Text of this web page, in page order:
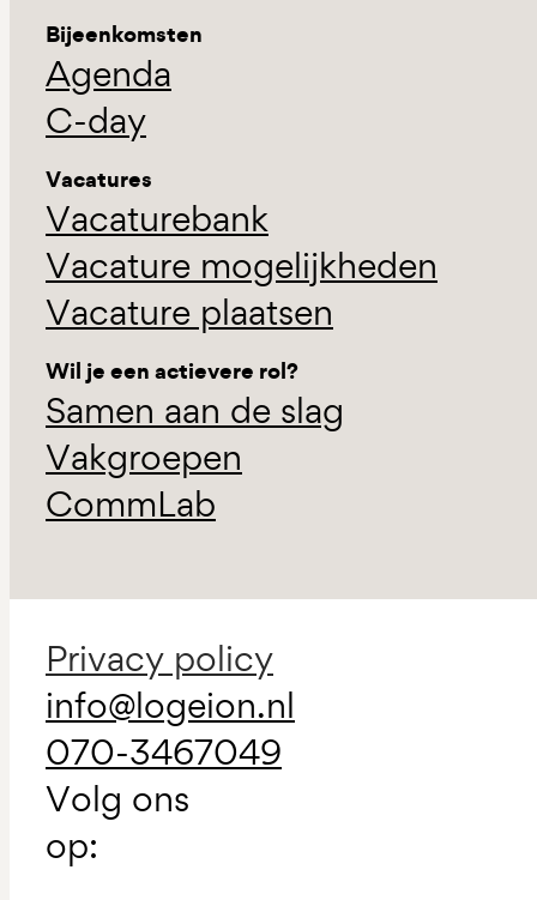
Bijeenkomsten
Agenda
C-day
Vacatures
Vacaturebank
Vacature mogelijkheden
Vacature plaatsen
Wil je een actievere rol?
Samen aan de slag
Vakgroepen
CommLab
Privacy policy
info@logeion.nl
070-3467049
Volg ons
op: